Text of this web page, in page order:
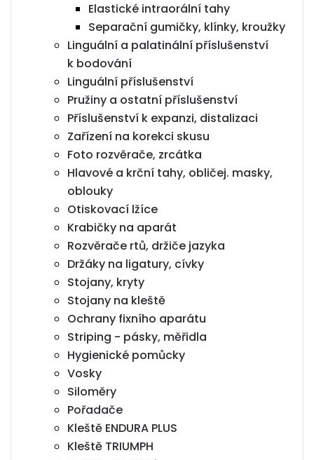
Elastické intraorální tahy
Separační gumičky, klínky, kroužky
Linguální a palatinální příslušenství
k bodování
Linguální příslušenství
Pružiny a ostatní příslušenství
Příslušenství k expanzi, distalizaci
Zařízení na korekci skusu
Foto rozvěrače, zrcátka
Hlavové a krční tahy, obličej. masky,
oblouky
Otiskovací lžíce
Krabičky na aparát
Rozvěrače rtů, držiče jazyka
Držáky na ligatury, cívky
Stojany, kryty
Stojany na kleště
Ochrany fixního aparátu
Striping - pásky, měřidla
Hygienické pomůcky
Vosky
Siloměry
Pořadače
Kleště ENDURA PLUS
Kleště TRIUMPH